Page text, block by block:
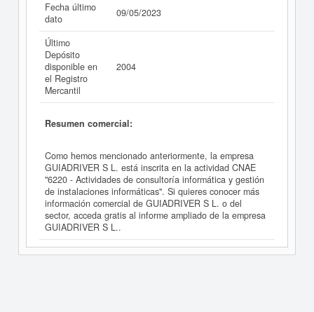
Fecha último
dato
09/05/2023
Último
Depósito
disponible en
el Registro
Mercantil
2004
Resumen comercial:
Como hemos mencionado anteriormente, la empresa
GUIADRIVER S L. está inscrita en la actividad CNAE
"6220 - Actividades de consultoría informática y gestión
de instalaciones informáticas". Si quieres conocer más
información comercial de GUIADRIVER S L. o del
sector, acceda gratis al informe ampliado de la empresa
GUIADRIVER S L..